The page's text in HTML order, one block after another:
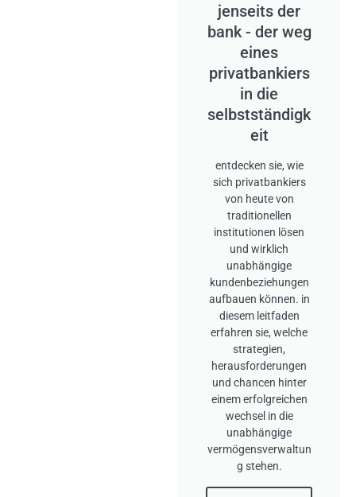
jenseits der
bank - der weg
eines
privatbankiers
in die
selbstständigk
eit
entdecken sie, wie
sich privatbankiers
von heute von
traditionellen
institutionen lösen
und wirklich
unabhängige
kundenbeziehungen
aufbauen können. in
diesem leitfaden
erfahren sie, welche
strategien,
herausforderungen
und chancen hinter
einem erfolgreichen
wechsel in die
unabhängige
vermögensverwaltun
g stehen.